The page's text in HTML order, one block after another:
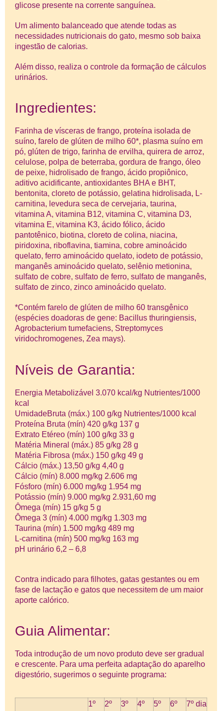
glicose presente na corrente sanguínea.
Um alimento balanceado que atende todas as
necessidades nutricionais do gato, mesmo sob baixa
ingestão de calorias.
Além disso, realiza o controle da formação de cálculos
urinários.
Ingredientes:
Farinha de vísceras de frango, proteína isolada de
suíno, farelo de glúten de milho 60*, plasma suíno em
pó, glúten de trigo, farinha de ervilha, quirera de arroz,
celulose, polpa de beterraba, gordura de frango, óleo
de peixe, hidrolisado de frango, ácido propiônico,
aditivo acidificante, antioxidantes BHA e BHT,
bentonita, cloreto de potássio, gelatina hidrolisada, L-
carnitina, levedura seca de cervejaria, taurina,
vitamina A, vitamina B12, vitamina C, vitamina D3,
vitamina E, vitamina K3, ácido fólico, ácido
pantotênico, biotina, cloreto de colina, niacina,
piridoxina, riboflavina, tiamina, cobre aminoácido
quelato, ferro aminoácido quelato, iodeto de potássio,
manganês aminoácido quelato, selênio metionina,
sulfato de cobre, sulfato de ferro, sulfato de manganês,
sulfato de zinco, zinco aminoácido quelato.
*Contém farelo de glúten de milho 60 transgênico
(espécies doadoras de gene: Bacillus thuringiensis,
Agrobacterium tumefaciens, Streptomyces
viridochromogenes, Zea mays).
Níveis de Garantia:
Energia Metabolizável 3.070 kcal/kg Nutrientes/1000
kcal
UmidadeBruta (máx.) 100 g/kg Nutrientes/1000 kcal
Proteína Bruta (mín) 420 g/kg 137 g
Extrato Etéreo (mín) 100 g/kg 33 g
Matéria Mineral (máx.) 85 g/kg 28 g
Matéria Fibrosa (máx.) 150 g/kg 49 g
Cálcio (máx.) 13,50 g/kg 4,40 g
Cálcio (mín) 8.000 mg/kg 2.606 mg
Fósforo (mín) 6.000 mg/kg 1.954 mg
Potássio (mín) 9.000 mg/kg 2.931,60 mg
Ômega (mín) 15 g/kg 5 g
Ômega 3 (mín) 4.000 mg/kg 1.303 mg
Taurina (mín) 1.500 mg/kg 489 mg
L-carnitina (mín) 500 mg/kg 163 mg
pH urinário 6,2 – 6,8
Contra indicado para filhotes, gatas gestantes ou em
fase de lactação e gatos que necessitem de um maior
aporte calórico.
Guia Alimentar:
Toda introdução de um novo produto deve ser gradual
e crescente. Para uma perfeita adaptação do aparelho
digestório, sugerimos o seguinte programa:
1º 2º 3º 4º 5º 6º 7º dia